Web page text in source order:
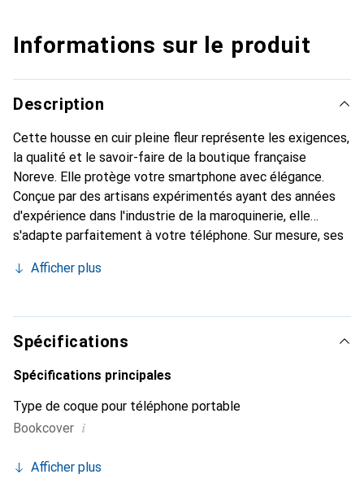
Informations sur le produit
Description
Cette housse en cuir pleine fleur représente les exigences,
la qualité et le savoir-faire de la boutique française
Noreve. Elle protège votre smartphone avec élégance.
Conçue par des artisans expérimentés ayant des années
d'expérience dans l'industrie de la maroquinerie, elle
s'adapte parfaitement à votre téléphone. Sur mesure, ses
peau. Elle devient l'accessoire chic et indispensable pour
ses produits de haute qualité, la marque Noreve est un
choix fiable pour une clientèle exigeante.
Afficher plus
Spécifications
Spécifications principales
Type de coque pour téléphone portable
Bookcover i
Afficher plus